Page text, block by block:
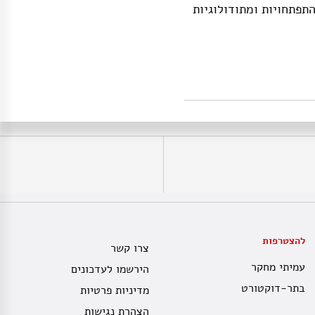
ומתודולוגיות
להצטרפות
עמיתי מחקר
בתר-דוקטורט
צרו קשר
הירשמו לעדכונים
מדיניות פרטיות
הצהרת נגישות